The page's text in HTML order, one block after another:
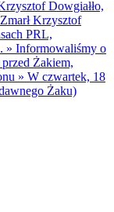
Dowgiałło,
Zmarł Krzysztof
PRL,
» Informowaliśmy o
Żakiem,
» W czwartek, 18
Żaku)